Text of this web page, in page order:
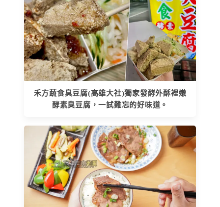
禾方蔬食臭豆腐(高雄大社)獨家發酵外酥裡嫩
酵素臭豆腐，一試難忘的好味道。